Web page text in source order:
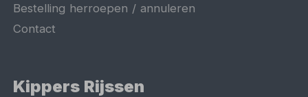
Bestelling herroepen / annuleren
Contact
Kippers Rijssen